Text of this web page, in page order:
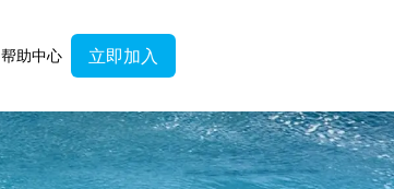
帮助中心 立即加入